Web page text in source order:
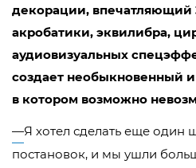
декорации, впечатляющий
акробатики, эквилибра,
аудиовизуальных
создает необыкновенный
в котором возможно
—Я хотел сделать еще один
постановок, и мы ушли